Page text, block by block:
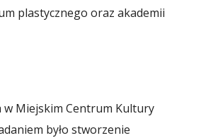
plastycznego oraz akademii
w Miejskim Centrum Kultury
było stworzenie